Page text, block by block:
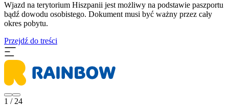
​Wjazd na terytorium Hiszpanii jest możliwy na podstawie paszportu
bądź dowodu osobistego. Dokument musi być ważny przez cały
okres pobytu.
Przejdź do treści
1 / 24